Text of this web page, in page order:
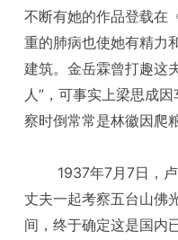
不断有她的作品登载在
重的肺病也使她有精力
建筑。金岳霖曾打趣这
人”，可事实上梁思成
察时倒常常是林徽因爬
1937年7月7日，卢
丈夫一起考察五台山佛
间，终于确定这是国内